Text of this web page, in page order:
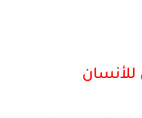
للأنسان